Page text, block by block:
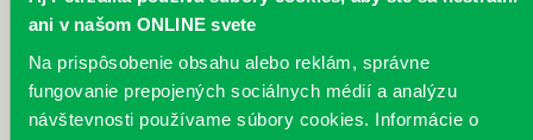
ani v našom ONLINE svete
Na prispôsobenie obsahu alebo reklám, správne
fungovanie prepojených sociálnych médií a analýzu
návštevnosti používame súbory cookies. Informácie o
Andersen2010-01.jpg Andersen2010-02.jpg Andersen2010-03.jpg